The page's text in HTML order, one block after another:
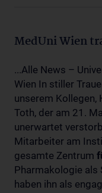
MedUni Wien
...Alle News –
Wien In stiller
unserem Kollegen,
Toth, der am 21.
unerwartet
Mitarbeiter am
gesamte Zentrum
Pharmakologie
haben ihn als